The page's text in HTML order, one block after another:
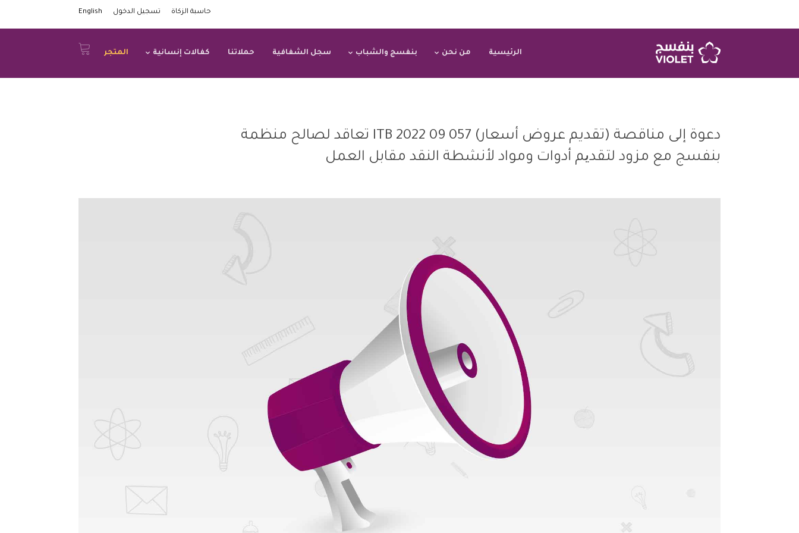
حاسبة الزكاة تسجيل الدخول English
الرئيسية من نحن بنفسج والشباب سجل الشفافية حملاتنا كفالات إنسانية المتجر
دعوة إلى مناقصة (تقديم عروض أسعار) ITB 2022 09 057 تعاقد لصالح منظمة
بنفسج مع مزود لتقدیم أدوات ومواد لأنشطة النقد مقابل العمل